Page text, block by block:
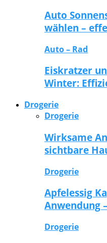
Auto
wählen –
Auto – Rad
Eiskratzer
Winter:
Drogerie
Drogerie
Wirksame
sichtbare
Drogerie
Apfelessig
Anwendung
Drogerie